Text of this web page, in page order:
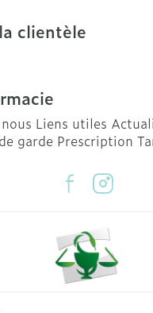
clientèle
Liens utiles
garde Prescription